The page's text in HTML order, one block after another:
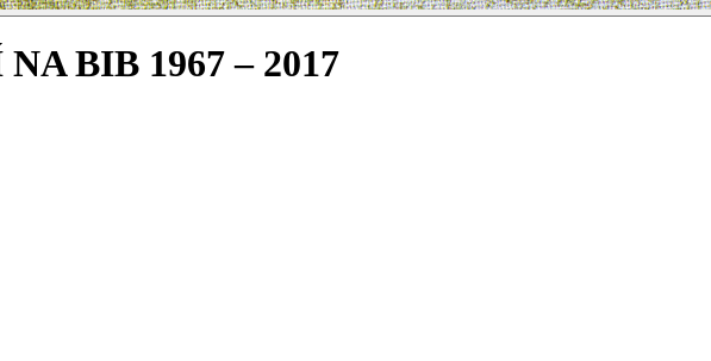
BIB 1967 – 2017